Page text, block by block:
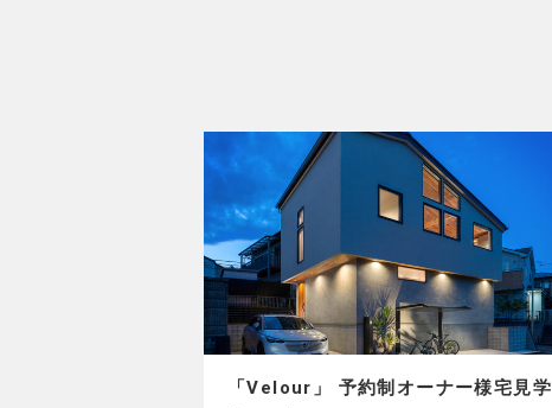
「Velour」 予約制オーナー様宅見学